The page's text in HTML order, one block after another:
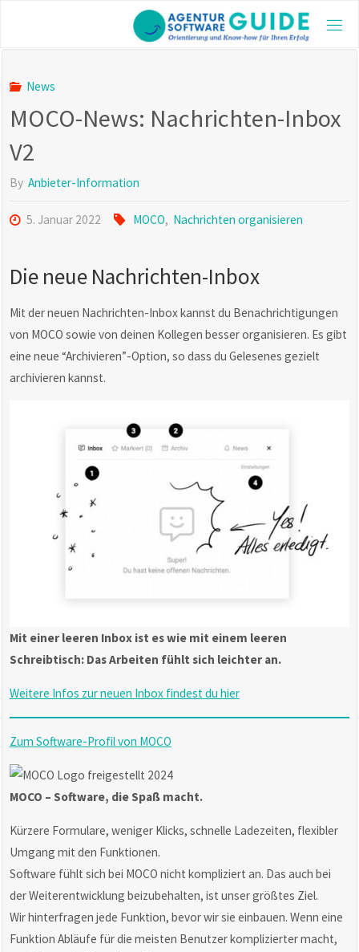
content
2025
News
MOCO-News: Nachrichten-Inbox
V2
By Anbieter-Information
5. Januar 2022 MOCO, Nachrichten organisieren
Die neue Nachrichten-Inbox
Mit der neuen Nachrichten-Inbox kannst du Benachrichtigungen
von MOCO sowie von deinen Kollegen besser organisieren. Es gibt
eine neue “Archivieren”-Option, so dass du Gelesenes gezielt
archivieren kannst.
Mit einer leeren Inbox ist es wie mit einem leeren
Schreibtisch: Das Arbeiten fühlt sich leichter an.
Weitere Infos zur neuen Inbox findest du hier
Zum Software-Profil von MOCO
MOCO – Software, die Spaß macht.
Kürzere Formulare, weniger Klicks, schnelle Ladezeiten, flexibler
Umgang mit den Funktionen.
Software fühlt sich bei MOCO nicht kompliziert an. Das auch bei
der Weiterentwicklung beizubehalten, ist unser größtes Ziel.
Wir hinterfragen jede Funktion, bevor wir sie einbauen. Wenn eine
Funktion Abläufe für die meisten Benutzer komplizierter macht,